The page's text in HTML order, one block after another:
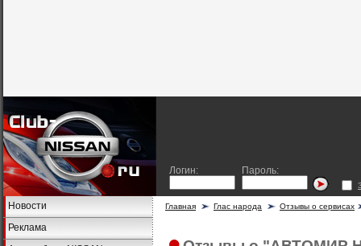
Логин: Пароль:
Новости
Реклама
Главная Глас народа Отзывы о сервисах